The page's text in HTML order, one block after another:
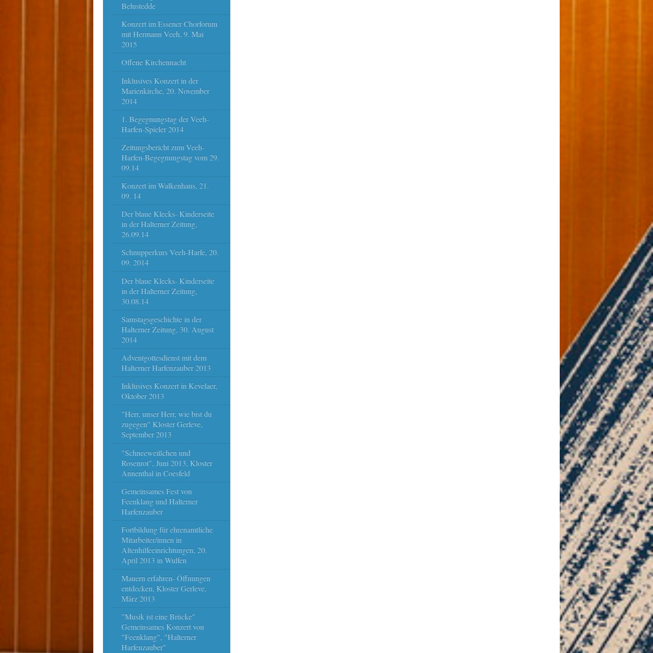
Belustedde
Konzert im Essener Chorforum
mit Hermann Veeh, 9. Mai
2015
Offene Kirchennacht
Inklusives Konzert in der
Marienkirche, 20. November
2014
1. Begegnungstag der Veeh-
Harfen-Spieler 2014
Zeitungsbericht zum Veeh-
Harfen-Begegnungstag vom 29.
09.14
Konzert im Walkenhaus, 21.
09. 14
Der blaue Klecks- Kinderseite
in der Halterner Zeitung,
26.09.14
Schnupperkurs Veeh-Harfe, 20.
09. 2014
Der blaue Klecks- Kinderseite
in der Halterner Zeitung,
30.08.14
Samstagsgeschichte in der
Halterner Zeitung, 30. August
2014
Adventgottesdienst mit dem
Halterner Harfenzauber 2013
Inklusives Konzert in Kevelaer,
Oktober 2013
"Herr, unser Herr, wie bist du
zugegen" Kloster Gerleve,
September 2013
"Schneeweißchen und
Rosenrot", Juni 2013, Kloster
Annenthal in Coesfeld
Gemeinsames Fest von
Feenklang und Halterner
Harfenzauber
Fortbildung für ehrenamtliche
Mitarbeiter/innen in
Altenhilfeeinrichtungen, 20.
April 2013 in Wulfen
Mauern erfahren- Öffnungen
entdecken, Kloster Gerleve,
März 2013
"Musik ist eine Brücke"
Gemeinsames Konzert von
"Feenklang", "Halterner
Harfenzauber"